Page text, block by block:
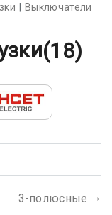
Выключатели
(18)
3-полюсные